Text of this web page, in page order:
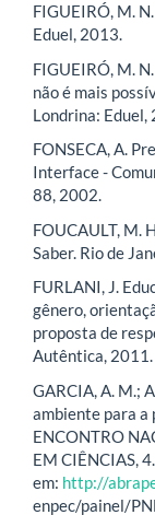
FIGUEIRÓ, M.
Eduel, 2013.
FIGUEIRÓ, M.
não é mais
Londrina: Eduel,
FONSECA, A.
Interface -
88, 2002.
FOUCAULT, M.
Saber. Rio de
FURLANI, J.
gênero,
proposta de
Autêntica, 2011.
GARCIA, A. M.;
ambiente para a
ENCONTRO
EM CIÊNCIAS,
em: http://
enpec/painel/